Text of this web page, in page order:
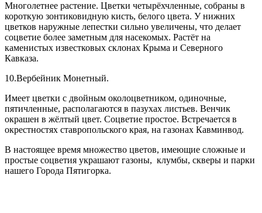
Многолетнее растение. Цветки четырёхчленные, собраны в
короткую зонтиковидную кисть, белого цвета. У нижних
цветков наружные лепестки сильно увеличены, что делает
соцветие более заметным для насекомых. Растёт на
каменистых известковых склонах Крыма и Северного
Кавказа.
10.Вербейник Монетный.
Имеет цветки с двойным околоцветником, одиночные,
пятичленные, располагаются в пазухах листьев. Венчик
окрашен в жёлтый цвет. Соцветие простое. Встречается в
окрестностях ставропольского края, на газонах Кавминвод.
В настоящее время множество цветов, имеющие сложные и
простые соцветия украшают газоны, клумбы, скверы и парки
нашего Города Пятигорка.